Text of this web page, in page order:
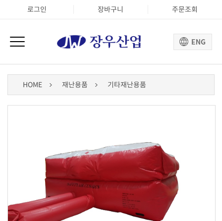
로그인 장바구니 주문조회
HOME 재난용품 기타재난용품